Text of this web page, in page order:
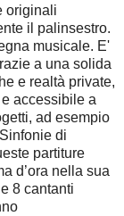
originali
il palinsestro.
musicale. E'
a una solida
e realtà private,
accessibile a
ad esempio
di
partiture
d’ora nella sua
8 cantanti